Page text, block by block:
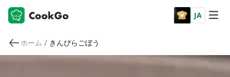
JA
ホーム / きんぴらごぼう